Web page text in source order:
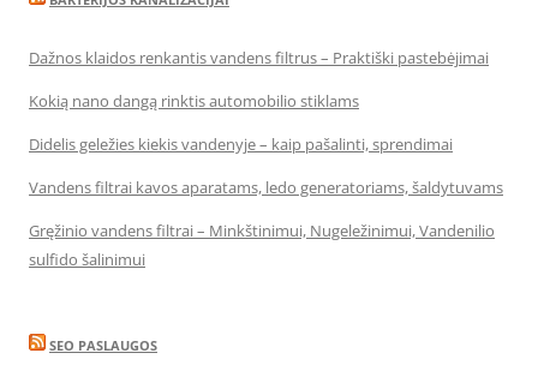
Dažnos klaidos renkantis vandens filtrus – Praktiški pastebėjimai
Kokią nano dangą rinktis automobilio stiklams
Didelis geležies kiekis vandenyje – kaip pašalinti, sprendimai
Vandens filtrai kavos aparatams, ledo generatoriams, šaldytuvams
Gręžinio vandens filtrai – Minkštinimui, Nugeležinimui, Vandenilio
sulfido šalinimui
SEO PASLAUGOS